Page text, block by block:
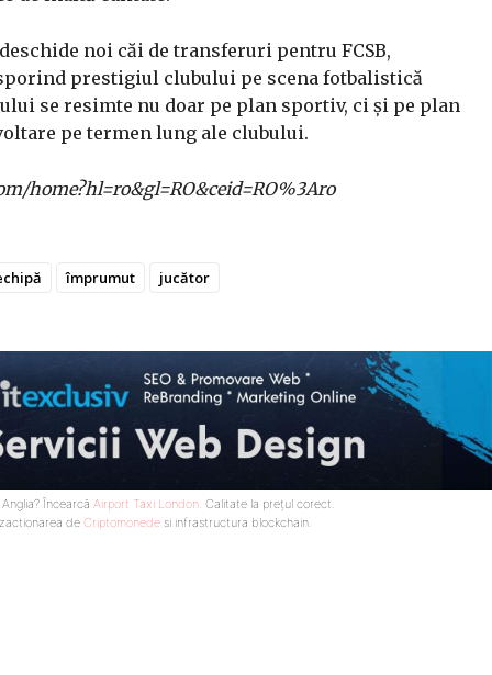
noi căi de transferuri pentru FCSB,
prestigiul clubului pe scena fotbalistică
se resimte nu doar pe plan sportiv, ci și pe plan
pe termen lung ale clubului.
home?hl=ro&gl=RO&ceid=RO%3Aro
împrumut jucător
Încearcă Airport Taxi London. Calitate la prețul corect.
de Criptomonede si infrastructura blockchain.